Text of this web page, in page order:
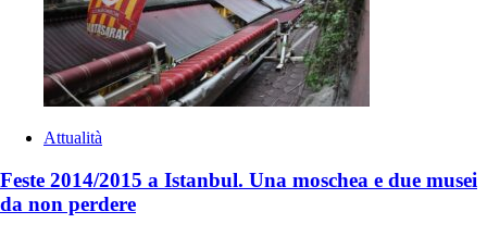
Attualità
Feste 2014/2015 a Istanbul. Una moschea e due musei
da non perdere